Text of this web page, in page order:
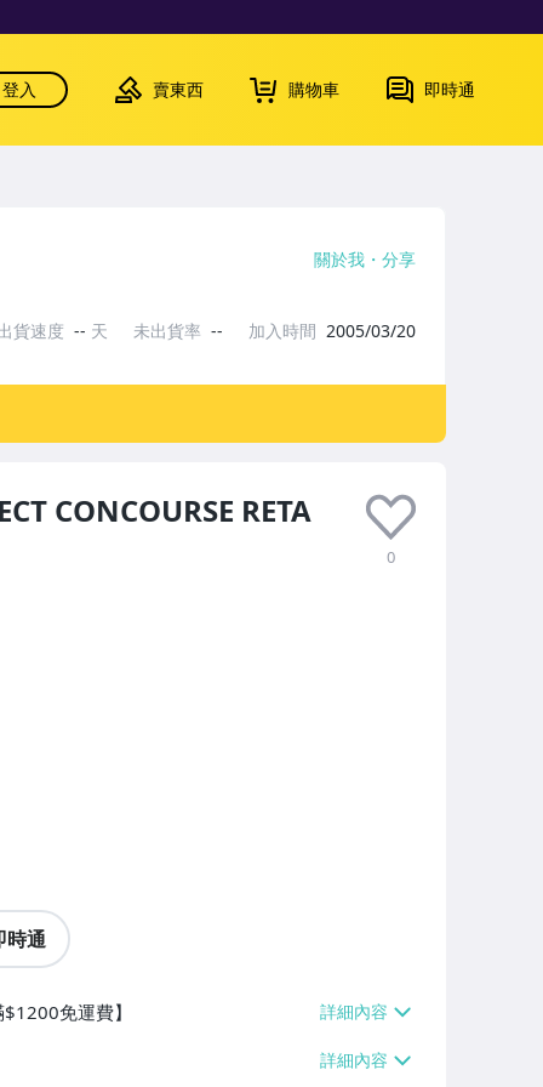
登入 賣東西 購物車 即時通
CONCOURSE RETA
0
時通
免運費】
關於我 分享
貨速度 -- 天 未出貨率 -- 加入時間 2005/03/20